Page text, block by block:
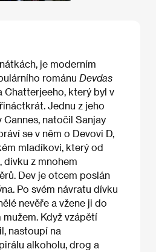
je moderním
románu Devdas
Chatterjeeho, který byl v
Jednu z jeho
natočil Sanjay
se v něm o Devovi D,
mladíkovi, který od
dívku z mnohem
Dev je otcem poslán
Po svém návratu dívku
nevěře a vžene ji do
Když vzápětí
nastoupí na
alkoholu, drog a